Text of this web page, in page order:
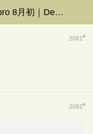
正式版 v4 flash 已上线，pro 8月初｜DeepSeek v4讨论专楼
2081#
2082#